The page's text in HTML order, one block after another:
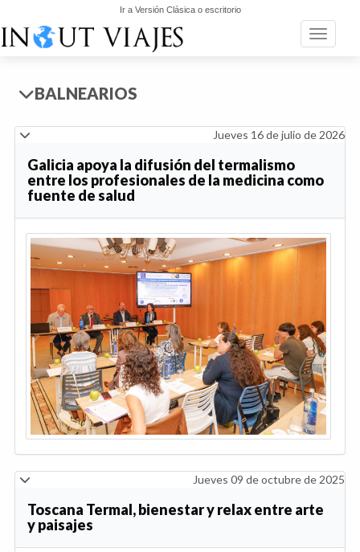
Ir a Versión Clásica o escritorio
Toggle
BALNEARIOS
Jueves 16 de julio de 2026
Galicia apoya la difusión del termalismo
entre los profesionales de la medicina como
fuente de salud
Jueves 09 de octubre de 2025
Toscana Termal, bienestar y relax entre arte
y paisajes